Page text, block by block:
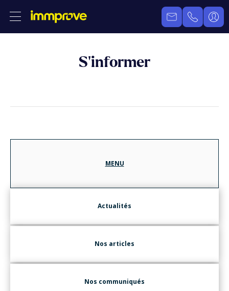
S’informer
MENU
Actualités
Nos articles
Nos communiqués